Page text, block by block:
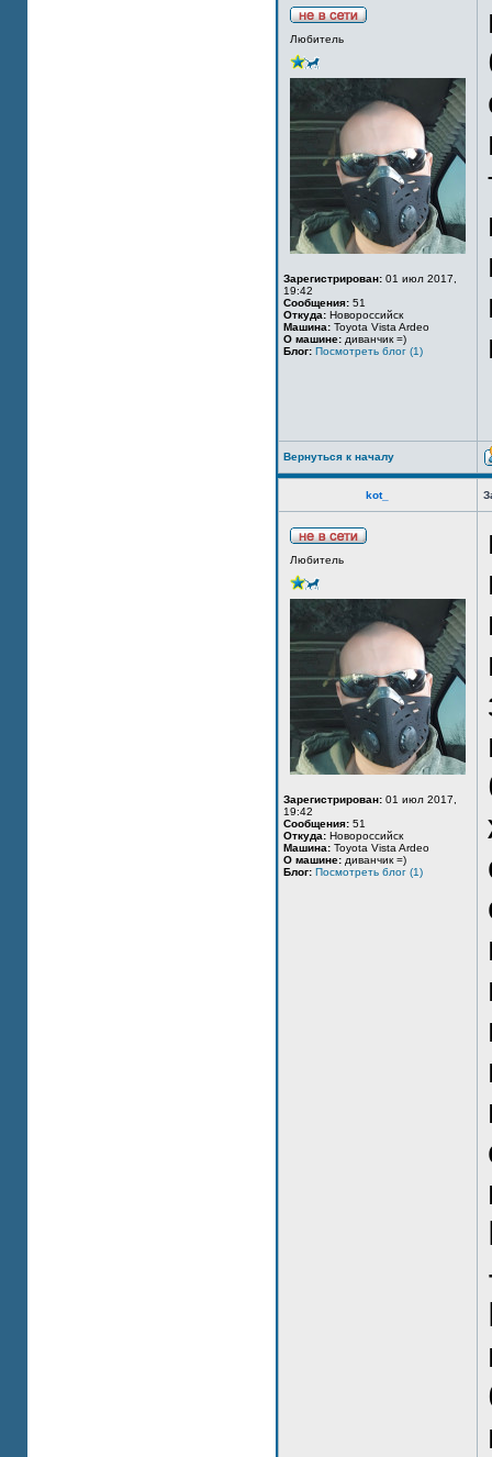
Любитель
Зарегистрирован: 01 июл 2017,
19:42
Сообщения: 51
Откуда: Новороссийск
Машина: Toyota Vista Ardeo
О машине: диванчик =)
Блог: Посмотреть блог (1)
Вернуться к началу
kot_
Любитель
Зарегистрирован: 01 июл 2017,
19:42
Сообщения: 51
Откуда: Новороссийск
Машина: Toyota Vista Ardeo
О машине: диванчик =)
Блог: Посмотреть блог (1)